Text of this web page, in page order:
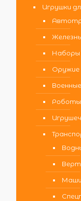
Игрушки
Оружие